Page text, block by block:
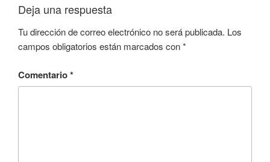
Deja una respuesta
Tu dirección de correo electrónico no será publicada. Los
campos obligatorios están marcados con*
Comentario*